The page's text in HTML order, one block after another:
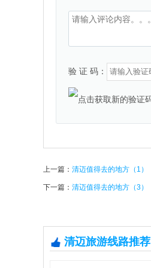
验 证 码：
上一篇： 清迈值得去的地方（1）
下一篇： 清迈值得去的地方（3）
清迈旅游线路推荐